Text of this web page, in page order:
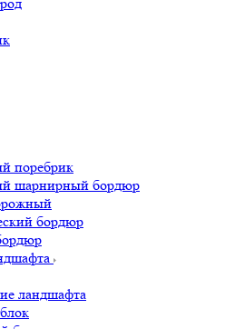
поребрик
шарнирный бордюр
бордюр
ландшафта